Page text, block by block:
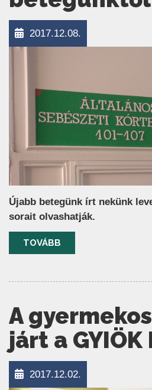
2017.12.08.
Újabb betegünk írt nekünk
sorait olvashatják.
TOVÁBB
A
járt a
2017.12.02.